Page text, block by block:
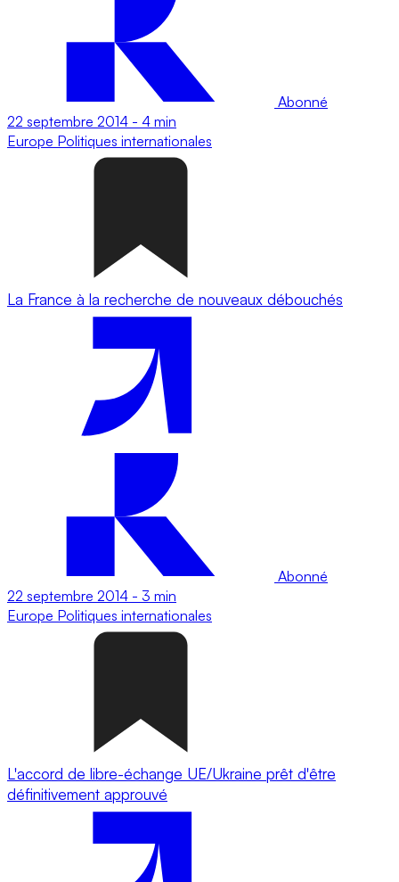
Abonné
22 septembre 2014 - 4 min
Europe Politiques internationales
La France à la recherche de nouveaux débouchés
Abonné
22 septembre 2014 - 3 min
Europe Politiques internationales
L'accord de libre-échange UE/Ukraine prêt d'être
définitivement approuvé